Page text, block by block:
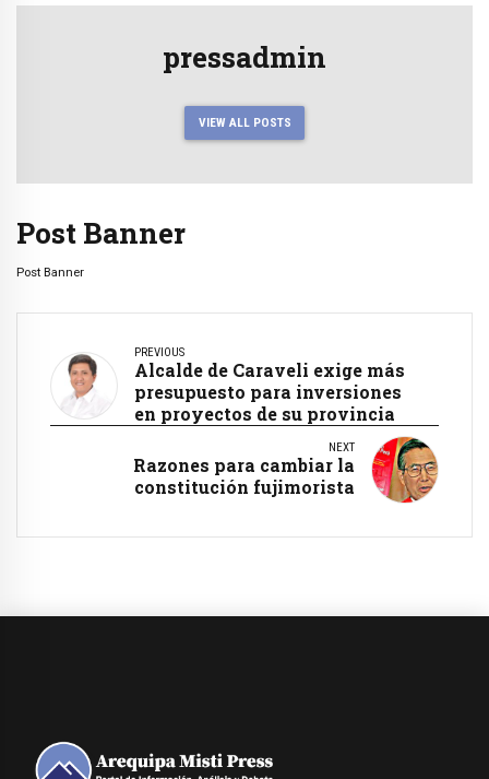
pressadmin
VIEW ALL POSTS
Post Banner
Post Banner
PREVIOUS
Alcalde de Caraveli exige más
presupuesto para inversiones
en proyectos de su provincia
NEXT
Razones para cambiar la
constitución fujimorista